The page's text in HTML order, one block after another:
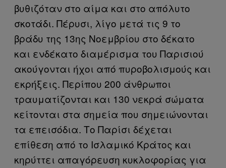
βυθιζόταν στο αίμα και στο απόλυτο
σκοτάδι. Πέρυσι, λίγο μετά τις 9 το
βράδυ της 13ης Νοεμβρίου στο δέκατο
και ενδέκατο διαμέρισμα του Παρισιού
ακούγονται ήχοι από πυροβολισμούς και
εκρήξεις. Περίπου 200 άνθρωποι
τραυματίζονται και 130 νεκρά σώματα
κείτονται στα σημεία που σημειώνονται
τα επεισόδια. Το Παρίσι δέχεται
επίθεση από το Ισλαμικό Κράτος και
κηρύττει απαγόρευση κυκλοφορίας για